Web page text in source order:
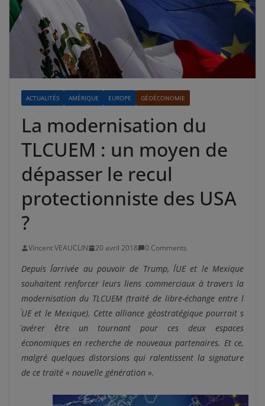
ACTUALITÉS AMÉRIQUE EUROPE GÉOÉCONOMIE
La modernisation du
TLCUEM : un moyen de
dépasser le recul
protectionniste des USA
?
Vincent VEAUCLIN 20 avril 2018 0 Comments
Depuis l´arrivée au pouvoir de Trump, l´UE et le Mexique
souhaitent renforcer leurs liens commerciaux à travers la
modernisation du TLCUEM (traité de libre-échange entre l
´UE et le Mexique). Cette alliance géostratégique pourrait s
´avérer être un tournant pour ces deux espaces
économiques en recherche de nouveaux partenaires. Et ce,
malgré quelques distorsions qui ralentissent la signature
de ce traité « nouvelle génération ».